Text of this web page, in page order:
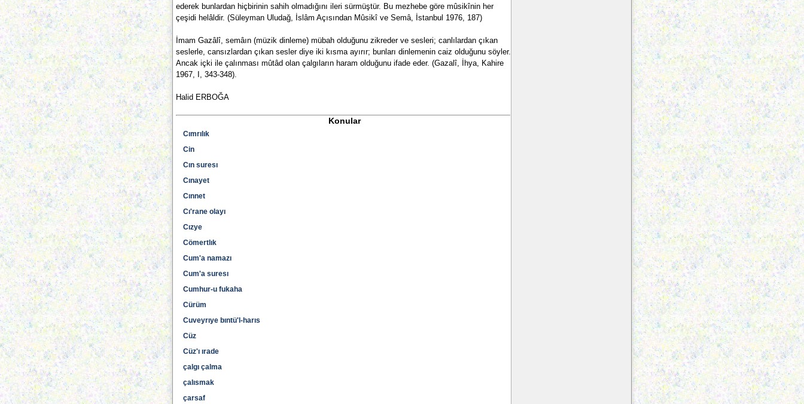
ederek bunlardan hiçbirinin sahih olmadığını ileri sürmüştür. Bu mezhebe göre mûsikînin her
çeşidi helâldir. (Süleyman Uludağ, İslâm Açısından Mûsikî ve Semâ, İstanbul 1976, 187)
İmam Gazâlî, semâın (müzik dinleme) mübah olduğunu zikreder ve sesleri; canlılardan çıkan
seslerle, cansızlardan çıkan sesler diye iki kısma ayırır; bunları dinlemenin caiz olduğunu söyler.
Ancak içki ile çalınması mûtâd olan çalgıların haram olduğunu ifade eder. (Gazalî, İhya, Kahire
1967, I, 343-348).
Halid ERBOĞA
Konular
Cımrılık
Cin
Cın suresı
Cınayet
Cınnet
Cı'rane olayı
Cızye
Cömertlık
Cum'a namazı
Cum'a suresı
Cumhur-u fukaha
Cürüm
Cuveyrıye bıntü'l-harıs
Cüz
Cüz'ı ırade
çalgı çalma
çalısmak
çarsaf